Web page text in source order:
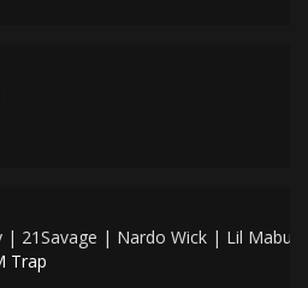
| 21Savage | Nardo Wick | Lil Mabu
Trap